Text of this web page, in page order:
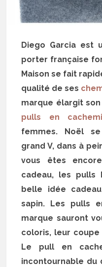
Diego Garcia est
porter française
Maison se fait
qualité de ses
marque élargit
pulls en
femmes. Noël
grand V, dans à
vous êtes
cadeau, les pulls
belle idée
sapin. Les pulls
marque sauront
coloris, leur
Le pull en
incontournable du